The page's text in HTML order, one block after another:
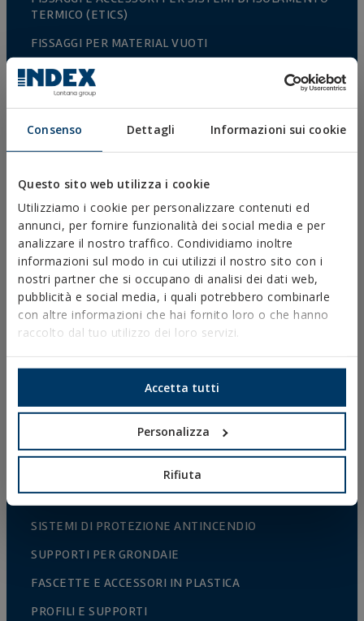
Consenso Dettagli Informazioni sui cookie
Questo sito web utilizza i cookie
Utilizziamo i cookie per personalizzare contenuti ed
annunci, per fornire funzionalità dei social media e per
analizzare il nostro traffico. Condividiamo inoltre
informazioni sul modo in cui utilizzi il nostro sito con i
nostri partner che si occupano di analisi dei dati web,
pubblicità e social media, i quali potrebbero combinarle
con altre informazioni che hai fornito loro o che hanno
raccolto dal tuo utilizzo dei loro servizi.
Accetta tutti
Personalizza
Rifiuta
TERMICO (ETICS)
FISSAGGI PER MATERIAL VUOTI
RIVETTI
ACCESSORI PER CAVI E CATENE
ACCESSORI PER RECINZIONI
COLTIVAZIONE PROTETTA
RECINTI E GABBIE
FISSAGGI E ACCESSORI PER CARTONGESSO
FISSAGGIO DIRETTO
VITI PER TETTI E FACCIATE
VITI AUTOPERFORANTI, AUTOFILETTATI E PER PVC
VITI PER LEGNO
CHIODI E GANCI
CONNETTORI PER LEGNO
BULLONERIA NORMALIZZATA
PUNTE, INSERTI E ACCESSORI
COLLARI METALLICI PESANTI
COLLARI METALLICI LEGGERI
SISTEMI DI PROTEZIONE ANTINCENDIO
SUPPORTI PER GRONDAIE
FASCETTE E ACCESSORI IN PLASTICA
PROFILI E SUPPORTI